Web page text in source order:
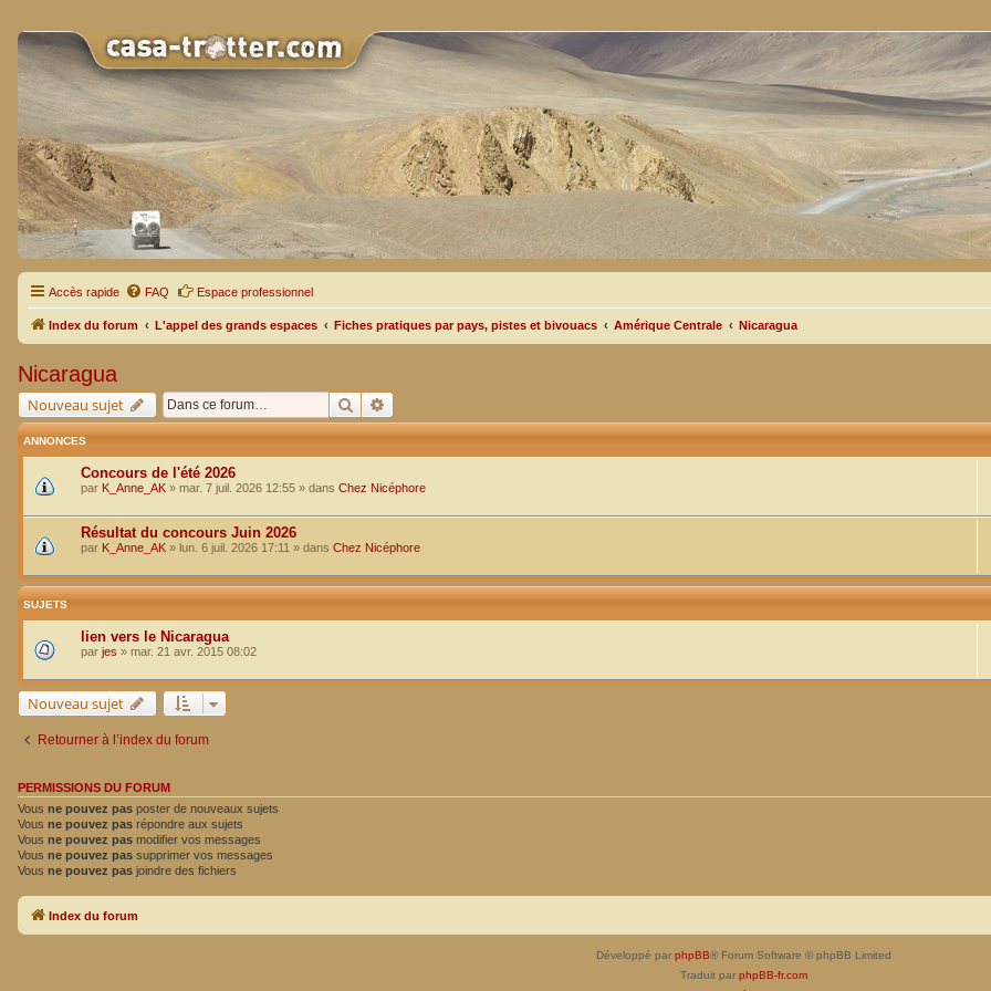
Accès rapide FAQ Espace professionnel
Index du forum L'appel des grands espaces Fiches pratiques par pays, pistes et bivouacs Amérique Centrale Nicaragua
Nicaragua
Nouveau sujet Rechercher
ANNONCES
Concours de l'été 2026
par K_Anne_AK » mar. 7 juil. 2026 12:55 » dans Chez Nicéphore
Résultat du concours Juin 2026
par K_Anne_AK » lun. 6 juil. 2026 17:11 » dans Chez Nicéphore
SUJETS
lien vers le Nicaragua
par jes » mar. 21 avr. 2015 08:02
Nouveau sujet
Retourner à l’index du forum
PERMISSIONS DU FORUM
Vous ne pouvez pas poster de nouveaux sujets
Vous ne pouvez pas répondre aux sujets
Vous ne pouvez pas modifier vos messages
Vous ne pouvez pas supprimer vos messages
Vous ne pouvez pas joindre des fichiers
Index du forum
Développé par phpBB® Forum Software © phpBB Limited
Traduit par phpBB-fr.com